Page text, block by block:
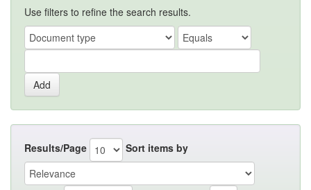
Use filters to refine the search results.
Results/Page Sort items by